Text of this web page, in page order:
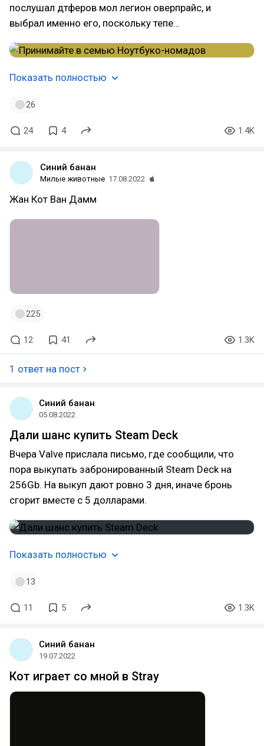
послушал дтферов мол легион оверпрайс, и
выбрал именно его, поскольку тепе…
Показать полностью
26
24 4 1.4K
Синий банан
Милые животные 17.08.2022
Жан Кот Ван Дамм
225
12 41 1.3K
1 ответ на пост
Синий банан
05.08.2022
Дали шанс купить Steam Deck
Вчера Valve прислала письмо, где сообщили, что
пора выкупать забронированный Steam Deck на
256Gb. На выкуп дают ровно 3 дня, иначе бронь
сгорит вместе с 5 долларами.
Показать полностью
13
11 5 1.3K
Синий банан
19.07.2022
Кот играет со мной в Stray